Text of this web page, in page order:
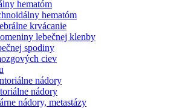
hematóm
hematóm
krvácanie
lebečnej klenby
spodiny
ciev
nádory
nádory
nádory, metastázy